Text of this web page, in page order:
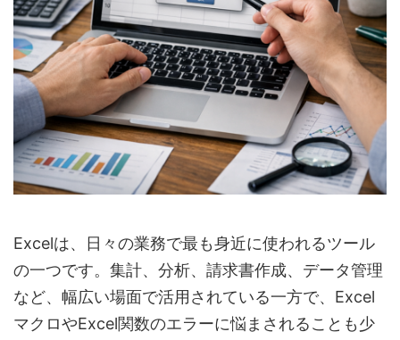
Excelは、日々の業務で最も身近に使われるツール
の一つです。集計、分析、請求書作成、データ管理
など、幅広い場面で活用されている一方で、Excel
マクロやExcel関数のエラーに悩まされることも少